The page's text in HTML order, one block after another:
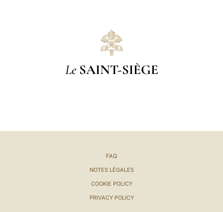
Le SAINT-SIÈGE
FAQ
NOTES LÉGALES
COOKIE POLICY
PRIVACY POLICY